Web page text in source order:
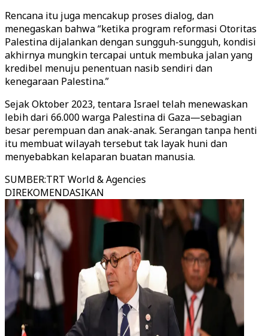
Rencana itu juga mencakup proses dialog, dan
menegaskan bahwa “ketika program reformasi Otoritas
Palestina dijalankan dengan sungguh-sungguh, kondisi
akhirnya mungkin tercapai untuk membuka jalan yang
kredibel menuju penentuan nasib sendiri dan
kenegaraan Palestina.”
Sejak Oktober 2023, tentara Israel telah menewaskan
lebih dari 66.000 warga Palestina di Gaza—sebagian
besar perempuan dan anak-anak. Serangan tanpa henti
itu membuat wilayah tersebut tak layak huni dan
menyebabkan kelaparan buatan manusia.
SUMBER:TRT World & Agencies
DIREKOMENDASIKAN